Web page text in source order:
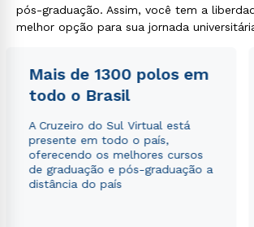
pós-graduação. Assim, você tem a
melhor opção para sua jornada
Mais de 1300 polos em
todo o Brasil
A Cruzeiro do Sul Virtual está
presente em todo o país,
oferecendo os melhores cursos
de graduação e pós-graduação a
distância do país